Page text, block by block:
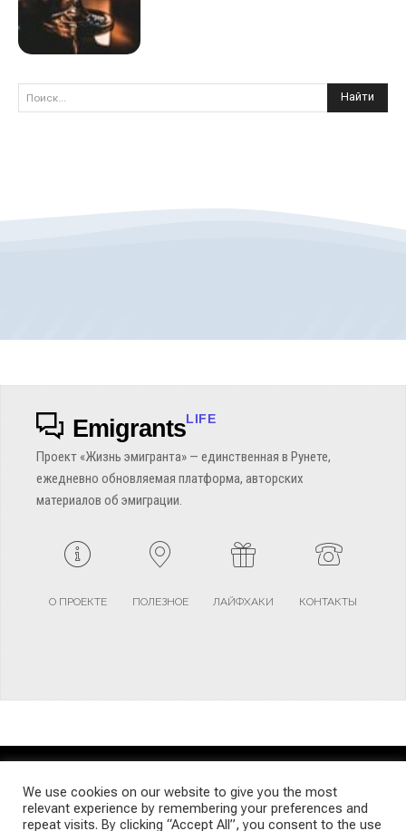
Поиск... Найти
EmigrantsLIFE
Проект «Жизнь эмигранта» — единственная в Рунете,
ежедневно обновляемая платформа, авторских
материалов об эмиграции.
О ПРОЕКТЕ ПОЛЕЗНОЕ ЛАЙФХАКИ КОНТАКТЫ
TERMS AND CONDITIONS PRIVACY POLICY SITEMAP
© Emigrants Life WordPress Theme by TagDiv
We use cookies on our website to give you the most
relevant experience by remembering your preferences and
repeat visits. By clicking “Accept All”, you consent to the use